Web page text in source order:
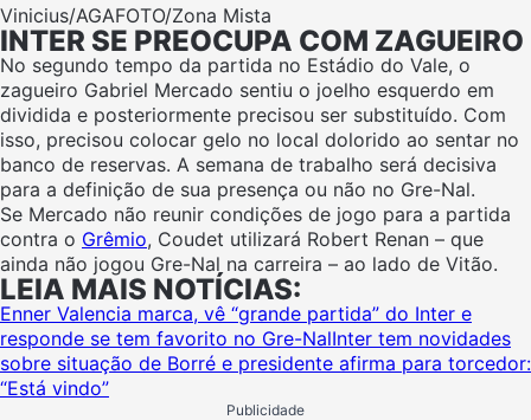
Vinicius/AGAFOTO/Zona Mista
INTER SE PREOCUPA COM ZAGUEIRO
No segundo tempo da partida no Estádio do Vale, o
zagueiro Gabriel Mercado sentiu o joelho esquerdo em
dividida e posteriormente precisou ser substituído. Com
isso, precisou colocar gelo no local dolorido ao sentar no
banco de reservas. A semana de trabalho será decisiva
para a definição de sua presença ou não no Gre-Nal.
Se Mercado não reunir condições de jogo para a partida
contra o Grêmio, Coudet utilizará Robert Renan – que
ainda não jogou Gre-Nal na carreira – ao lado de Vitão.
LEIA MAIS NOTÍCIAS:
Enner Valencia marca, vê “grande partida” do Inter e
responde se tem favorito no Gre-NalInter tem novidades
sobre situação de Borré e presidente afirma para torcedor:
“Está vindo”
Publicidade